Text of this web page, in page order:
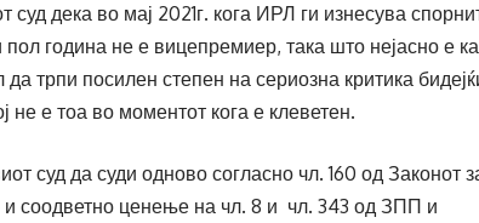
дека во мај 2021г. кога ИРЛ ги изнесува
година не е вицепремиер, така што нејасно е
трпи посилен степен на сериозна критика
не е тоа во моментот кога е клеветен.
суд да суди одново согласно чл. 160 од Законот
соодветно ценење на чл. 8 и чл. 343 од ЗПП и